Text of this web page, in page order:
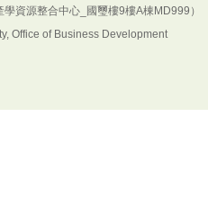
資源整合中心_國璽樓9樓A棟MD999）
Office of Business Development